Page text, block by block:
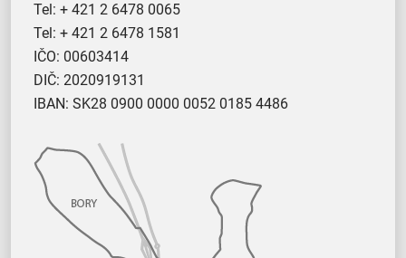
Tel: + 421 2 6478 0065
Tel: + 421 2 6478 1581
IČO: 00603414
DIČ: 2020919131
IBAN: SK28 0900 0000 0052 0185 4486